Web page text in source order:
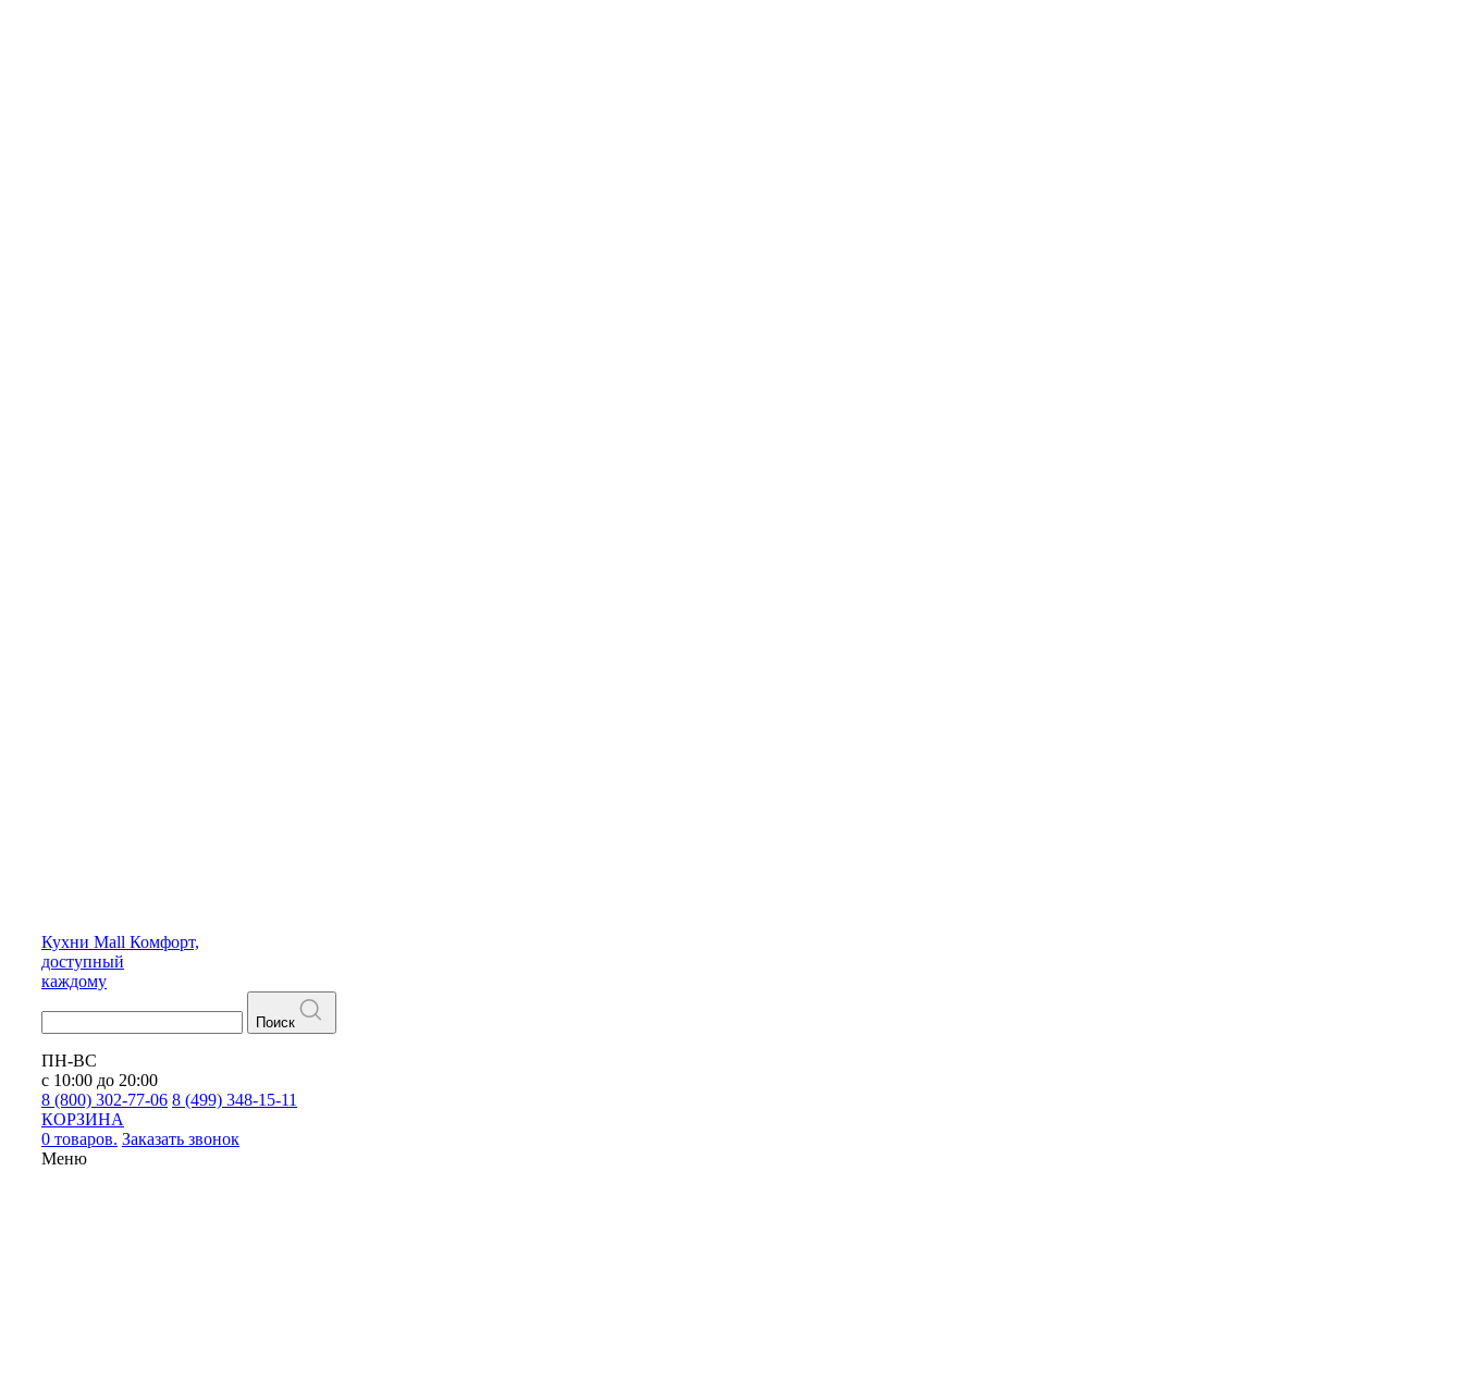
Кухни Mall Комфорт,
доступный
каждому
Поиск
ПН-ВС
с 10:00 до 20:00
8 (800) 302-77-06 8 (499) 348-15-11
КОРЗИНА
0 товаров. Заказать звонок
Меню